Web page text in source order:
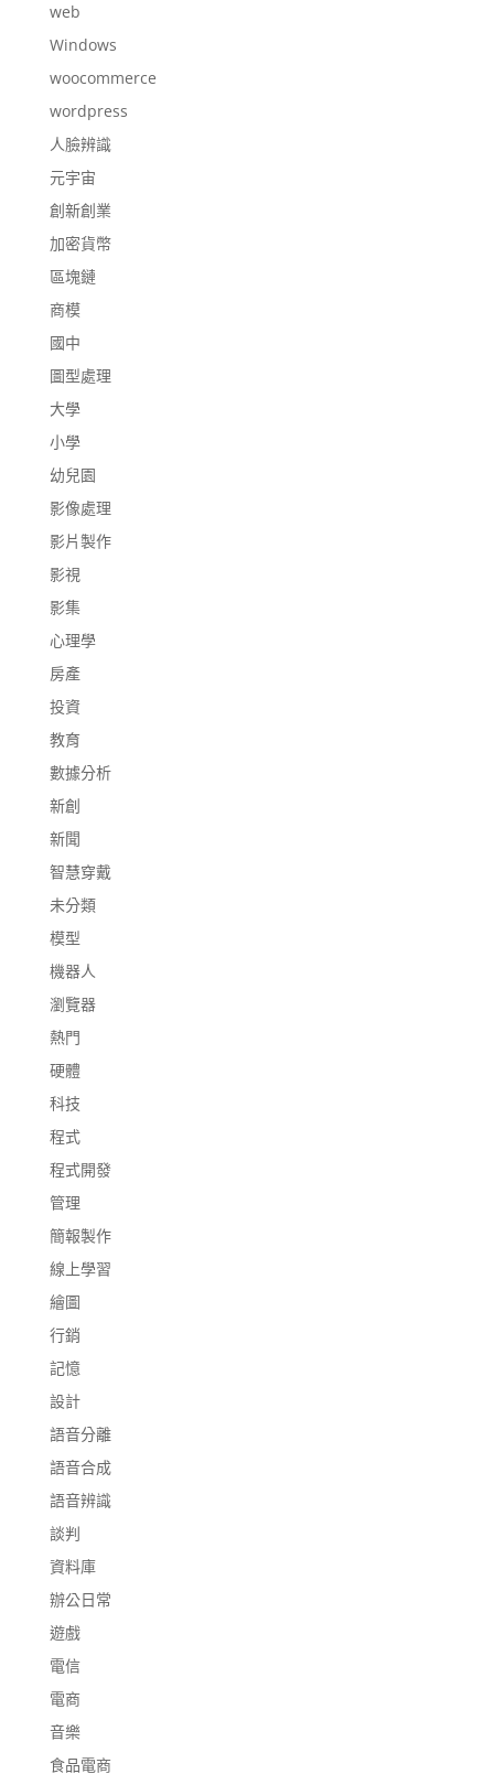
web
Windows
woocommerce
wordpress
人臉辨識
元宇宙
創新創業
加密貨幣
區塊鏈
商模
國中
圖型處理
大學
小學
幼兒園
影像處理
影片製作
影視
影集
心理學
房產
投資
教育
數據分析
新創
新聞
智慧穿戴
未分類
模型
機器人
瀏覽器
熱門
硬體
科技
程式
程式開發
管理
簡報製作
線上學習
繪圖
行銷
記憶
設計
語音分離
語音合成
語音辨識
談判
資料庫
辦公日常
遊戲
電信
電商
音樂
食品電商